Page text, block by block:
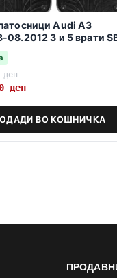
Audi A3
08.2012 3 и 5 врати
ден
ден
ВО КОШНИЧКА